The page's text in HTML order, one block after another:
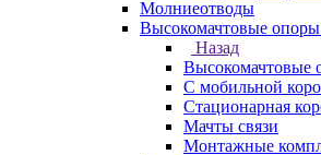
Молниеотводы
Высокомачтовые опоры
Назад
Высокомачтовые
С мобильной
Стационарная
Мачты связи
Монтажные